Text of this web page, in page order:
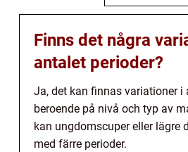
Finns det några
antalet perioder?
Ja, det kan finnas variationer i
beroende på nivå och typ av
kan ungdomscuper eller lägre
med färre perioder.